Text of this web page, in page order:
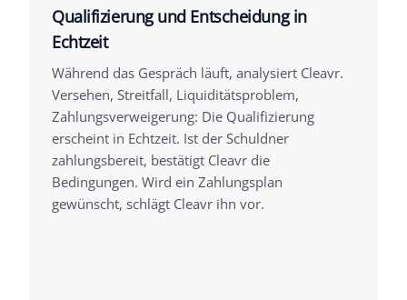
Qualifizierung und Entscheidung in
Echtzeit
Während das Gespräch läuft, analysiert Cleavr.
Versehen, Streitfall, Liquiditätsproblem,
Zahlungsverweigerung: Die Qualifizierung
erscheint in Echtzeit. Ist der Schuldner
zahlungsbereit, bestätigt Cleavr die
Bedingungen. Wird ein Zahlungsplan
gewünscht, schlägt Cleavr ihn vor.